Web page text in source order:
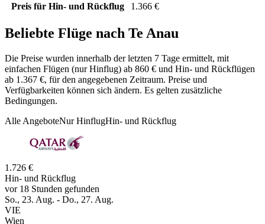
Preis für Hin- und Rückflug
1.366 €
Beliebte Flüge nach Te Anau
Die Preise wurden innerhalb der letzten 7 Tage ermittelt, mit
einfachen Flügen (nur Hinflug) ab 860 € und Hin- und Rückflügen
ab 1.367 €, für den angegebenen Zeitraum. Preise und
Verfügbarkeiten können sich ändern. Es gelten zusätzliche
Bedingungen.
Alle AngeboteNur HinflugHin- und Rückflug
1.726 €
Hin- und Rückflug
vor 18 Stunden gefunden
So., 23. Aug. - Do., 27. Aug.
VIE
Wien